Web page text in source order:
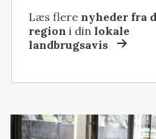
Læs flere nyheder fra
region i dinlokale
landbrugsavis